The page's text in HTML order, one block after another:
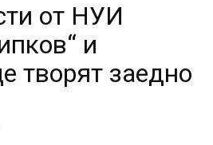
от НУИ
и
творят заедно